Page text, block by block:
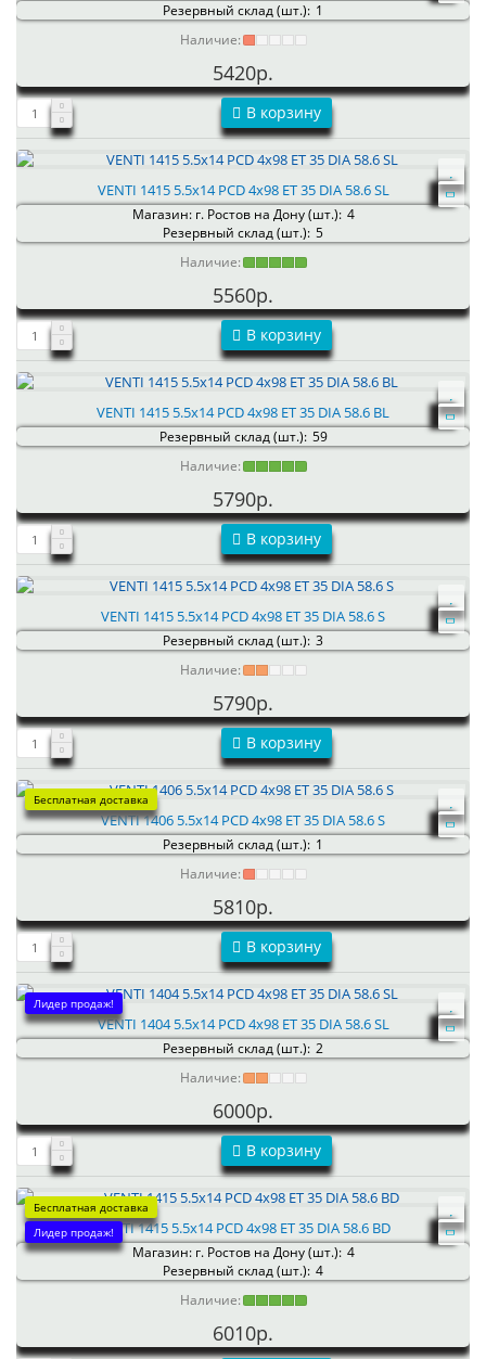
Резервный склад (шт.): 1
Наличие:
5420р.
В корзину
VENTI 1415 5.5x14 PCD 4x98 ET 35 DIA 58.6 SL
Магазин: г. Ростов на Дону (шт.): 4
Резервный склад (шт.): 5
Наличие:
5560р.
В корзину
VENTI 1415 5.5x14 PCD 4x98 ET 35 DIA 58.6 BL
Резервный склад (шт.): 59
Наличие:
5790р.
В корзину
VENTI 1415 5.5x14 PCD 4x98 ET 35 DIA 58.6 S
Резервный склад (шт.): 3
Наличие:
5790р.
В корзину
Бесплатная доставка
VENTI 1406 5.5x14 PCD 4x98 ET 35 DIA 58.6 S
Резервный склад (шт.): 1
Наличие:
5810р.
В корзину
Лидер продаж!
VENTI 1404 5.5x14 PCD 4x98 ET 35 DIA 58.6 SL
Резервный склад (шт.): 2
Наличие:
6000р.
В корзину
Бесплатная доставка
Лидер продаж!VENTI 1415 5.5x14 PCD 4x98 ET 35 DIA 58.6 BD
Магазин: г. Ростов на Дону (шт.): 4
Резервный склад (шт.): 4
Наличие:
6010р.